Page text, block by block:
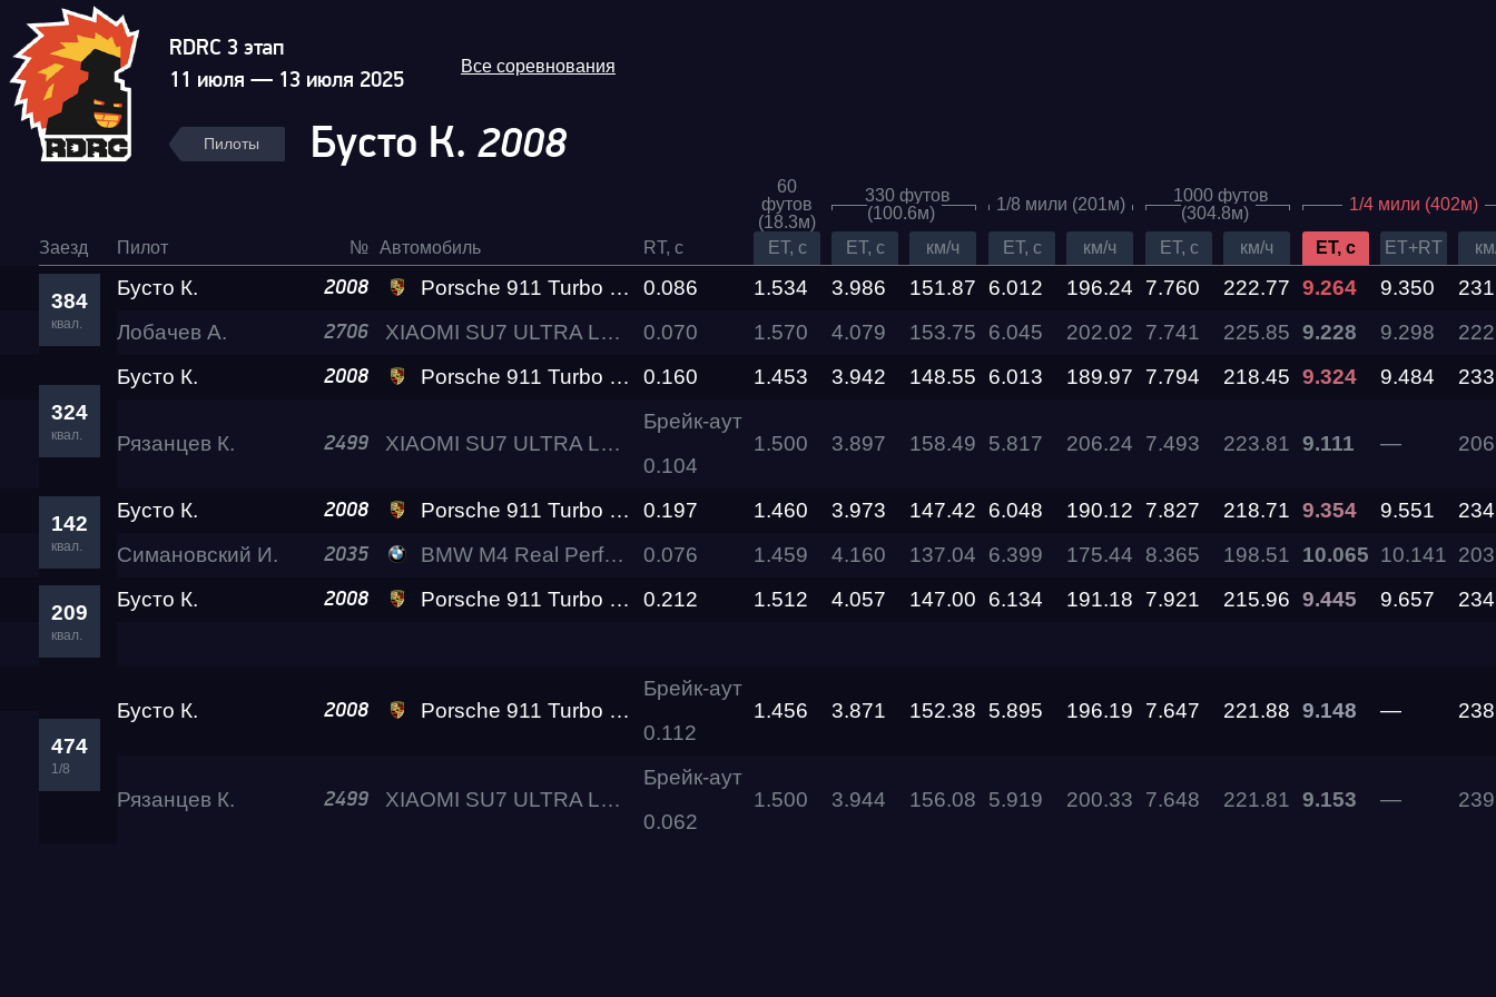
Гонка Трасса Дата проведения
Test & Tune PRO
RDRC
11.09.2026
RDRC 2026 5 этап
RDRC
28.08.2026 —
Test & Tune Super PRO
RDRC
Racepark
27.08.2026
RDRC 3 этап
11 июля — 13 июля 2025
Все соревнования
Пилоты Бусто К. 2008
60
футов
(18.3м)
330 футов
(100.6м)
1/8 мили (201м)
1000 футов
(304.8м)
1/4 мили (402м)
Заезд Пилот № Автомобиль RT, c ET, c ET, c км/ч ET, c км/ч ET, c км/ч ET, c ET+RT
384
квал.
Бусто К. 2008 Porsche 911 Turbo S STORM Ramon Performance 0.086 1.534 3.986 151.87 6.012 196.24 7.760 222.77 9.264 9.350
Лобачев А.
2706 XIAOMI SU7 ULTRA Level Performance 0.070 1.570 4.079 153.75 6.045 202.02 7.741 225.85 9.228 9.298
324
квал.
Бусто К. 2008 Porsche 911 Turbo S STORM Ramon Performance 0.160 1.453 3.942 148.55 6.013 189.97 7.794 218.45 9.324 9.484
Рязанцев К. 2499 XIAOMI SU7 ULTRA Level Performance
Брейк-аут
0.104
1.500 3.897 158.49 5.817 206.24 7.493 223.81 9.111 —
142
квал.
Бусто К. 2008 Porsche 911 Turbo S STORM Ramon Performance 0.197 1.460 3.973 147.42 6.048 190.12 7.827 218.71 9.354 9.551
Симановский И.
2035 BMW M4 Real Performance 0.076 1.459 4.160 137.04 6.399 175.44 8.365 198.51 10.065 10.141
209
квал.
Бусто К. 2008 Porsche 911 Turbo S STORM Ramon Performance 0.212 1.512 4.057 147.00 6.134 191.18 7.921 215.96 9.445 9.657
474
1/8
Бусто К. 2008 Porsche 911 Turbo S STORM Ramon Performance
Брейк-аут
0.112
1.456 3.871 152.38 5.895 196.19 7.647 221.88 9.148 —
Рязанцев К. 2499 XIAOMI SU7 ULTRA Level Performance
Брейк-аут
0.062
1.500 3.944 156.08 5.919 200.33 7.648 221.81 9.153 —